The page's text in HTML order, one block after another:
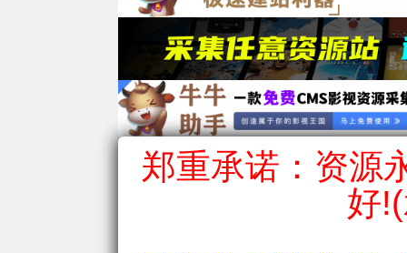
郑重承诺：资源
好